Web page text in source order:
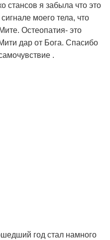
стансов я забыла что это
моего тела, что
Остеопатия- это
дар от Бога. Спасибо
.
год стал намного